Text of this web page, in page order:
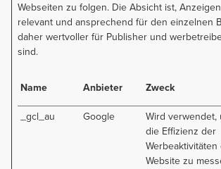
Webseiten zu folgen. Die Absicht ist,
relevant und ansprechend für den einzelnen
daher wertvoller für Publisher und
sind.
Name Anbieter Zweck
_gcl_au
Google
Wird verwendet,
die Effizienz der
Werbeaktivitäten
Website zu